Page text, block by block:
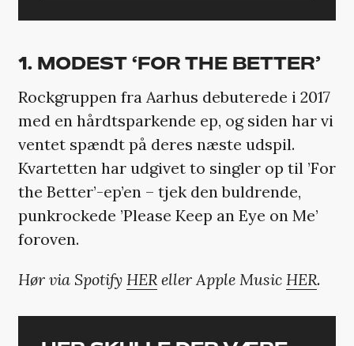
1. MODEST ‘FOR THE BETTER’
Rockgruppen fra Aarhus debuterede i 2017
med en hårdtsparkende ep, og siden har vi
ventet spændt på deres næste udspil.
Kvartetten har udgivet to singler op til ’For
the Better’-ep’en – tjek den buldrende,
punkrockede ’Please Keep an Eye on Me’
foroven.
Hør via Spotify HEReller Apple Music HER.